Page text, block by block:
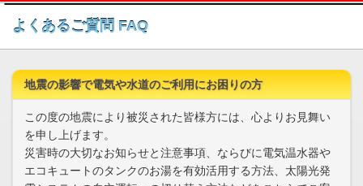
このページの本文へ
よくあるご質問 FAQ
地震の影響で電気や水道のご利用にお困りの方
この度の地震により被災された皆様方には、心よりお見舞い
を申し上げます。
災害時の大切なお知らせと注意事項、ならびに電気温水器や
エコキュートのタンクのお湯を有効活用する方法、太陽光発